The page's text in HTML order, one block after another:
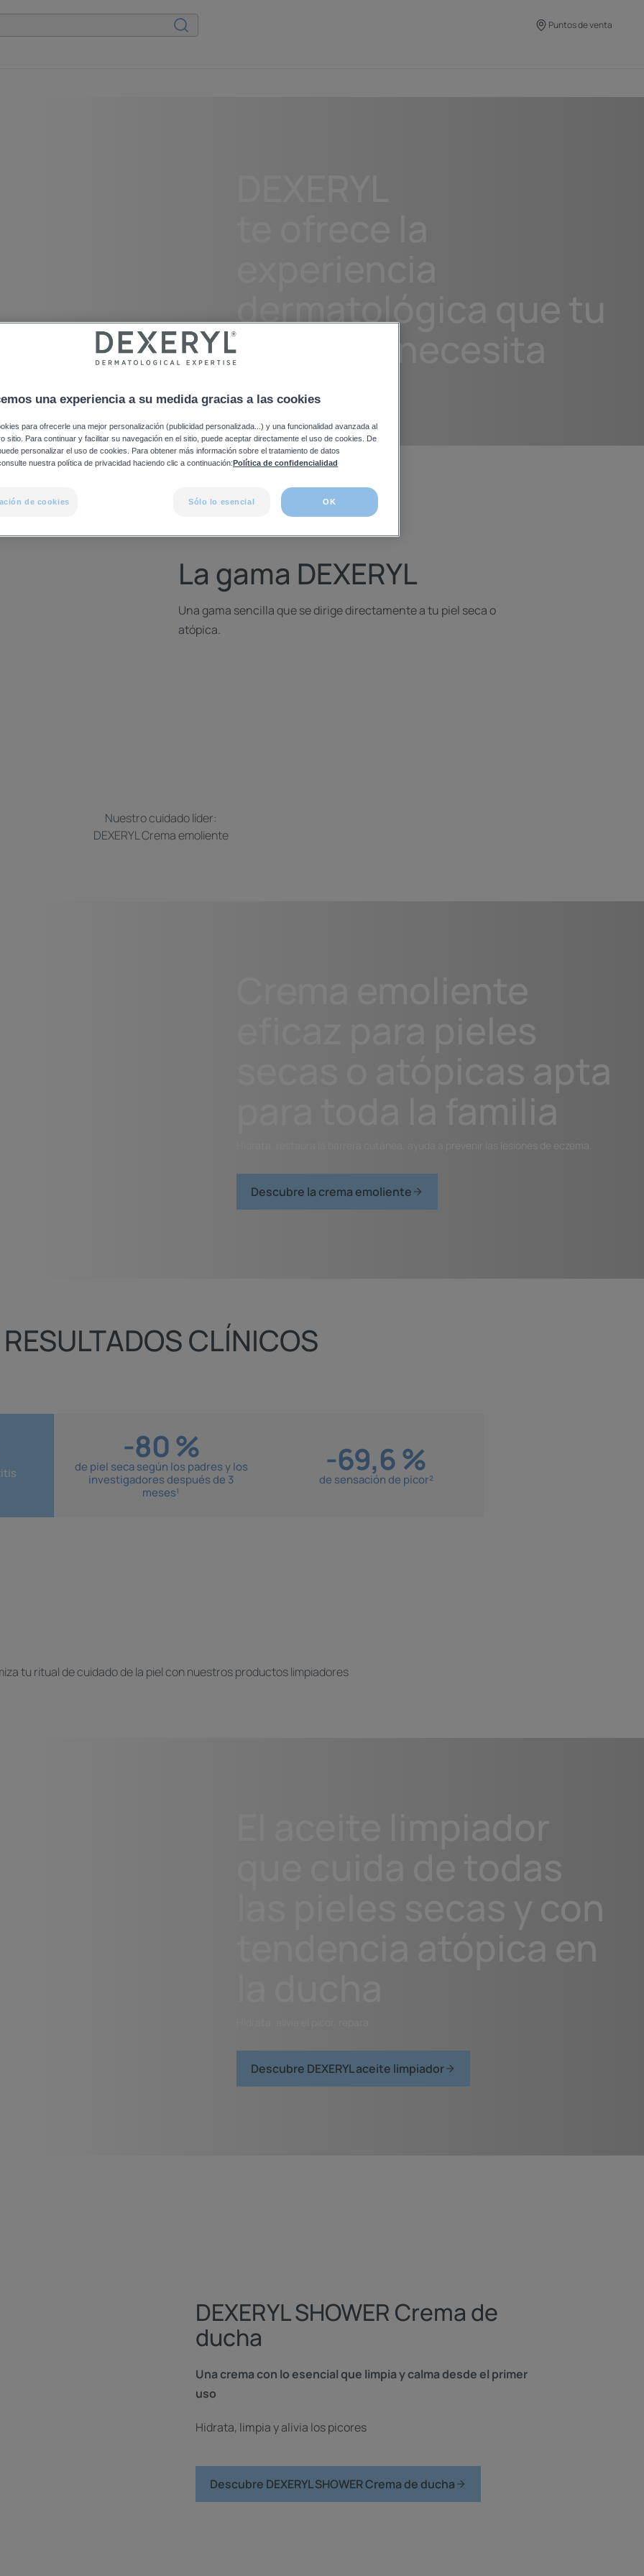
Puntos de venta
dermatológica que tu
piel seca necesita
La gama DEXERYL
Una gama sencilla que se dirige directamente a tu piel seca o
atópica.
Nuestro cuidado líder:
DEXERYL Crema emoliente
secas o atópicas apta
Hidrata, restaura la barrera cutánea, ayuda a prevenir las lesiones de eczema.
Descubre la crema emoliente
RESULTADOS CLÍNICOS
-80 %
de piel seca según los padres y los
investigadores después de 3
meses¹
-69,6 %
de sensación de picor²
tu ritual de cuidado de la piel con nuestros productos limpiadores
las pieles secas y con
tendencia atópica en
Descubre DEXERYL aceite limpiador
DEXERYL SHOWER Crema de
ducha
Una crema con lo esencial que limpia y calma desde el primer
uso
Hidrata, limpia y alivia los picores
Descubre DEXERYL SHOWER Crema de ducha
una experiencia a su medida gracias a las cookies
para ofrecerle una mejor personalización (publicidad personalizada...) y una funcionalidad avanzada al
sitio. Para continuar y facilitar su navegación en el sitio, puede aceptar directamente el uso de cookies. De
personalizar el uso de cookies. Para obtener más información sobre el tratamiento de datos
nuestra política de privacidad haciendo clic a continuación:Política de confidencialidad
de cookies Sólo lo esencial OK